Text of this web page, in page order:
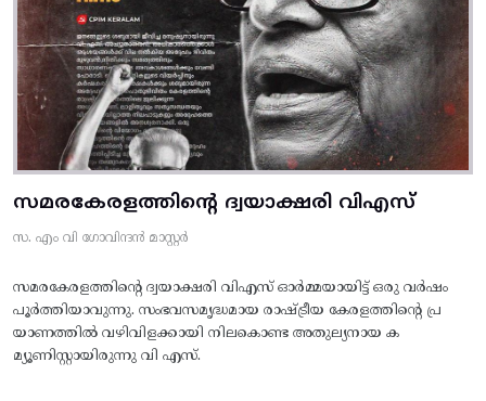
സമരകേരളത്തിൻ്റെ ദ്വയാക്ഷരി വിഎസ്
സ. എം വി ഗോവിന്ദൻ മാസ്റ്റർ
സമരകേരളത്തിൻ്റെ ദ്വയാക്ഷരി വിഎസ് ഓർമ്മയായിട്ട് ഒരു വർഷം
പൂർത്തിയാവുന്നു. സംഭവസമൃദ്ധമായ രാഷ്ട്രീയ കേരളത്തിന്റെ പ്ര
യാണത്തിൽ വഴിവിളക്കായി നിലകൊണ്ട അതുല്യനായ ക
മ്യൂണിസ്റ്റായിരുന്നു വി എസ്.